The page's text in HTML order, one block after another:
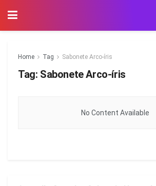
Home Tag Sabonete Arco-íris
Tag: Sabonete Arco-íris
No Content Available